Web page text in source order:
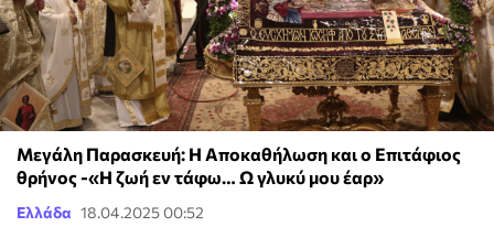
Μεγάλη Παρασκευή: Η Αποκαθήλωση και ο Επιτάφιος
θρήνος -«Η ζωή εν τάφω… Ω γλυκύ μου έαρ»
Ελλάδα 18.04.2025 00:52